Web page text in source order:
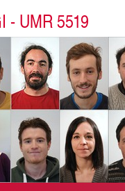
- UMR 5519